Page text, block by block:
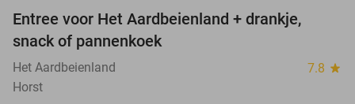
Entree voor Het Aardbeienland + drankje,
snack of pannenkoek
Het Aardbeienland 7.8 star
Horst